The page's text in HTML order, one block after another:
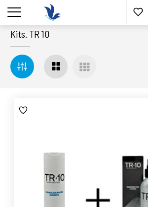
Envío gratisa partir 40€* Muestras
menu
Kits. TR 10